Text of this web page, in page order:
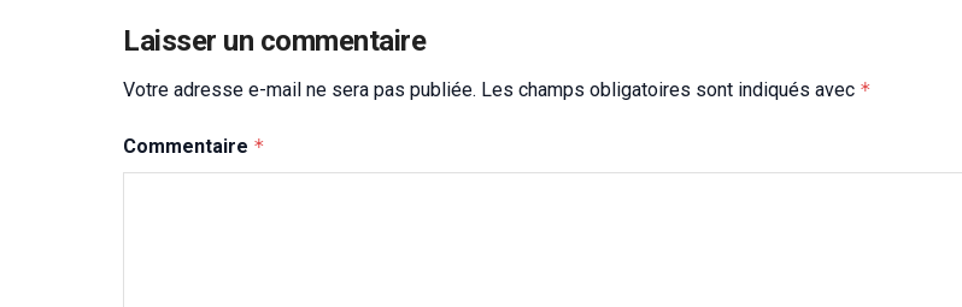
Laisser un commentaire
Votre adresse e-mail ne sera pas publiée. Les champs obligatoires sont indiqués avec *
Commentaire *